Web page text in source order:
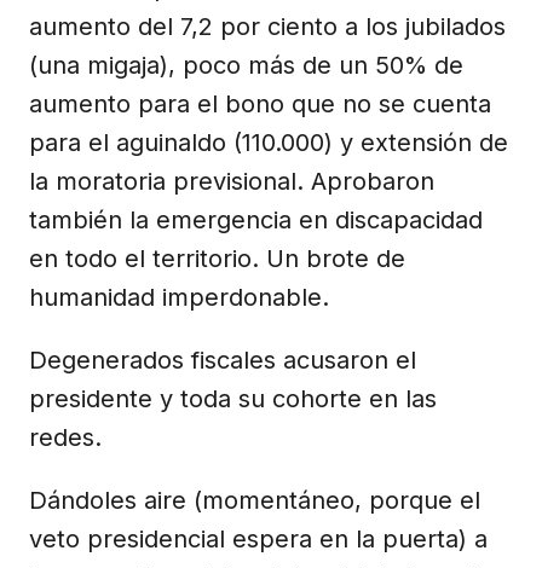
aumento del 7,2 por ciento a los jubilados
(una migaja), poco más de un 50% de
aumento para el bono que no se cuenta
para el aguinaldo (110.000) y extensión de
la moratoria previsional. Aprobaron
también la emergencia en discapacidad
en todo el territorio. Un brote de
humanidad imperdonable.
Degenerados fiscales acusaron el
presidente y toda su cohorte en las
redes.
Dándoles aire (momentáneo, porque el
veto presidencial espera en la puerta) a